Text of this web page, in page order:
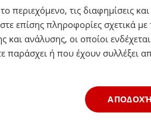
περιεχόμενο, τις διαφημίσεις
επίσης πληροφορίες σχετικά με
ανάλυσης, οι οποίοι ενδέχεται
παράσχει ή που έχουν συλλέξει